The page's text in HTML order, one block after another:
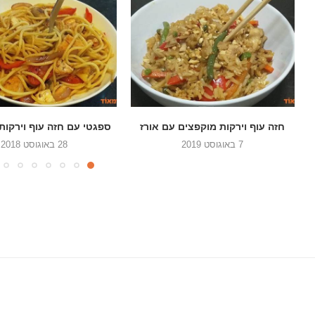
ספגטי עם חזה עוף וירקות מוקפצים
28 באוגוסט 2018
עוף בצ'ילי מתוק
28 ביוני 2018